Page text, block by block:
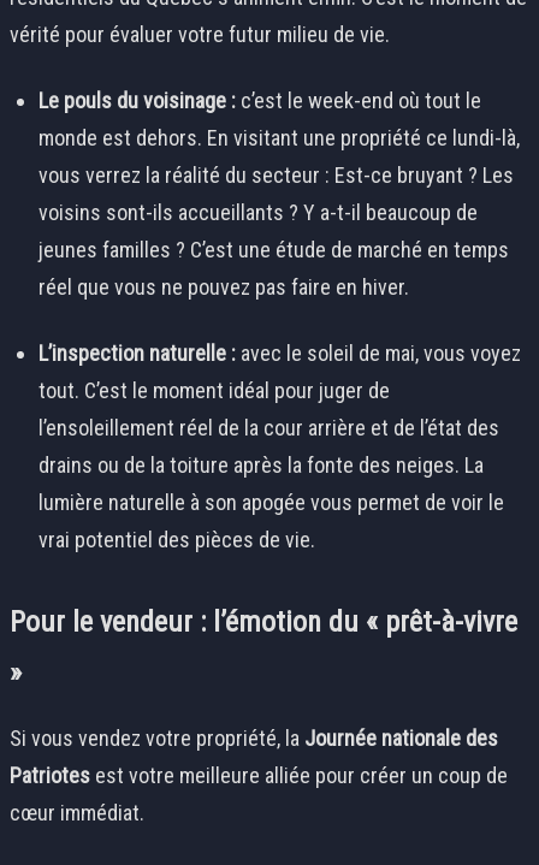
vérité pour évaluer votre futur milieu de vie.
Le pouls du voisinage : c’est le week-end où tout le
monde est dehors. En visitant une propriété ce lundi-là,
vous verrez la réalité du secteur : Est-ce bruyant ? Les
voisins sont-ils accueillants ? Y a-t-il beaucoup de
jeunes familles ? C’est une étude de marché en temps
réel que vous ne pouvez pas faire en hiver.
L’inspection naturelle : avec le soleil de mai, vous voyez
tout. C’est le moment idéal pour juger de
l’ensoleillement réel de la cour arrière et de l’état des
drains ou de la toiture après la fonte des neiges. La
lumière naturelle à son apogée vous permet de voir le
vrai potentiel des pièces de vie.
Pour le vendeur : l’émotion du « prêt-à-vivre
»
Si vous vendez votre propriété, la Journée nationale des
Patriotes est votre meilleure alliée pour créer un coup de
cœur immédiat.